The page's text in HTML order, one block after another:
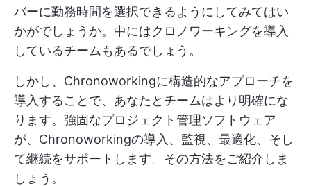
バーに勤務時間を選択できるようにしてみてはい
かがでしょうか。中にはクロノワーキングを導入
しているチームもあるでしょう。
しかし、Chronoworkingに構造的なアプローチを
導入することで、あなたとチームはより明確にな
ります。強固なプロジェクト管理ソフトウェア
が、Chronoworkingの導入、監視、最適化、そし
て継続をサポートします。その方法をご紹介しま
しょう。